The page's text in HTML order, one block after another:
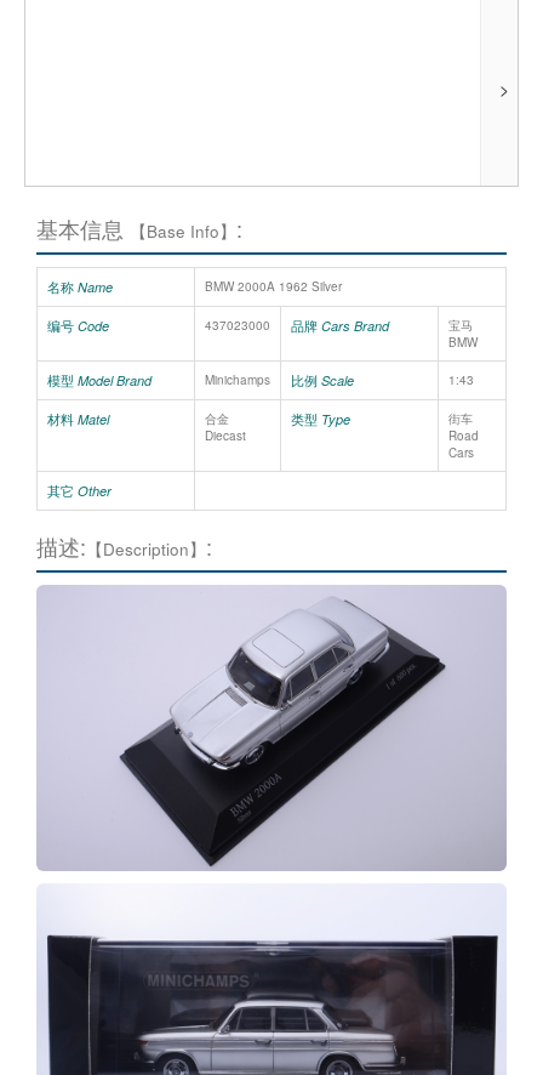
>
基本信息 【Base Info】 :
名称 Name BMW 2000A 1962 Silver
编号 Code 437023000 品牌 Cars Brand
宝马
BMW
模型 Model Brand Minichamps 比例 Scale 1:43
材料 Matel
合金
Diecast
类型 Type
街车
Road
Cars
其它 Other
描述: 【Description】 :